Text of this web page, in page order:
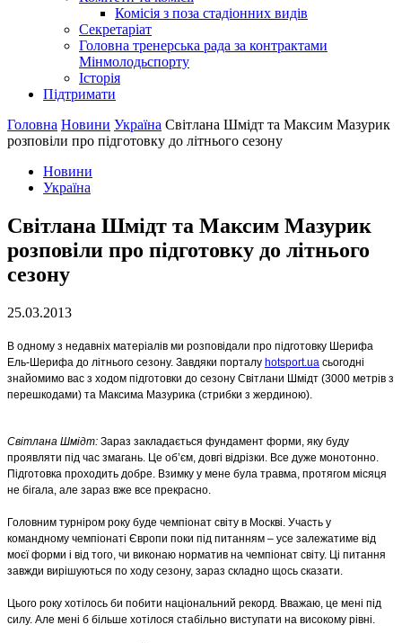
Комісія з поза стадіонних видів
Секретаріат
Головна тренерська рада за контрактами
Мінмолодьспорту
Історія
Підтримати
Головна Новини Україна Світлана Шмідт та Максим Мазурик
розповіли про підготовку до літнього сезону
Новини
Україна
Світлана Шмідт та Максим Мазурик
розповіли про підготовку до літнього
сезону
25.03.2013
В одному з недавніх матеріалів ми розповідали про підготовку Шерифа
Ель-Шерифа до літнього сезону. Завдяки порталу hotsport.ua сьогодні
знайомимо вас з ходом підготовки до сезону Світлани Шмідт (3000 метрів з
перешкодами) та Максима Мазурика (стрибки з жердиною).
Світлана Шмідт: Зараз закладається фундамент форми, яку буду
проявляти під час змагань. Це об’єм, довгі відрізки. Все дуже монотонно.
Підготовка проходить добре. Взимку у мене була травма, протягом місяця
не бігала, але зараз вже все прекрасно.
Головним турніром року буде чемпіонат світу в Москві. Участь у
командному чемпіонаті Європи поки під питанням – усе залежатиме від
моєї форми і від того, чи виконаю норматив на чемпіонат світу. Ці питання
завжди вирішуються по ходу сезону, зараз складно щось сказати.
Цього року хотілось би побити національний рекорд. Вважаю, це мені під
силу. Але мені б більше хотілося стабільно виступати на високому рівні.